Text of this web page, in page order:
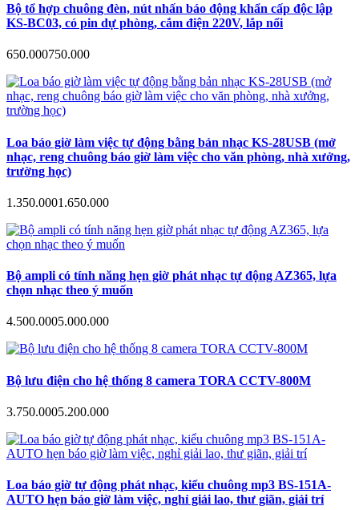
Bộ tổ hợp chuông đèn, nút nhấn báo động khẩn cấp độc lập
KS-BC03, có pin dự phòng, cắm điện 220V, lắp nổi
650.000750.000
Loa báo giờ làm việc tự động bằng bản nhạc KS-28USB (mở
nhạc, reng chuông báo giờ làm việc cho văn phòng, nhà xưởng,
trường học)
1.350.0001.650.000
Bộ ampli có tính năng hẹn giờ phát nhạc tự động AZ365, lựa
chọn nhạc theo ý muốn
4.500.0005.000.000
Bộ lưu điện cho hệ thống 8 camera TORA CCTV-800M
3.750.0005.200.000
Loa báo giờ tự động phát nhạc, kiểu chuông mp3 BS-151A-
AUTO hẹn báo giờ làm việc, nghỉ giải lao, thư giãn, giải trí